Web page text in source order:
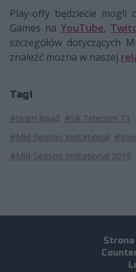
Play-offy będziecie mogli
Games naYouTube,
szczegółów dotyczących
znaleźć można w naszej
Tagi
#team liquid #SK Telecom T1
#Mid-Season Invitational
#Mid-Season Invitational 2019
Strona